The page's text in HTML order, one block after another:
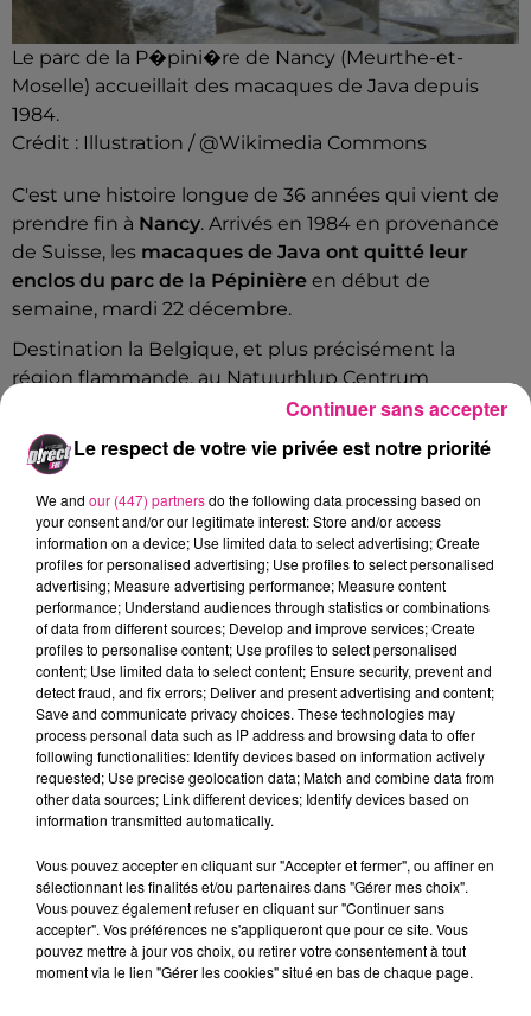
Le parc de la P�pini�re de Nancy (Meurthe-et-
Moselle) accueillait des macaques de Java depuis
1984.
Crédit : Illustration / @Wikimedia Commons
C'est une histoire longue de 36 années qui vient de
prendre fin à Nancy. Arrivés en 1984 en provenance
de Suisse, les macaques de Java ont quitté leur
enclos du parc de la Pépinière en début de
semaine, mardi 22 décembre.
Destination la Belgique, et plus précisément la
région flammande, au Natuurhlup Centrum
e plus grand refuge animalier de
Belgique
", selon Dahman Richter,
municipal délégué aux droits et bien-être animal, qui
précise, aussi, que
les singes rejoindront un
sanctuairepar la suite.
Moins de 2 mois après le vote de notre partenariat
avec 30 Millions d'amis, les macaques crabiers de la
Pépinière ont...
Publiée parDahman Richter - Conseiller municipal
de Nancy surJeudi 24 décembre 2020
VERS LA FIN DES ANIMAUX SAUVAGES À LA PÉPINIÈRE
Organisé en lien avec la Ville, la fondation 30 Millions
d'Amis et l'association Code animal, cetransfert
d'une dizaine de singesfait suite au vote du conseil
municipal, en novembre dernier, d'une délibération
visant à mettre fin à la présence d'animaux non-
domestiques au sein du zoo du parc de la Pépinière
FIL ACTUS
Le respect de votre vie privée est notre priorité
We and our (447) partnersdo the following data processing based on
your consent and/or our legitimate interest: Store and/or access
information on a device; Use limited data to select advertising; Create
profiles for personalised advertising; Use profiles to select personalised
advertising; Measure advertising performance; Measure content
performance; Understand audiences through statistics or combinations
of data from different sources; Develop and improve services; Create
profiles to personalise content; Use profiles to select personalised
content; Use limited data to select content; Ensure security, prevent and
detect fraud, and fix errors; Deliver and present advertising and content;
Save and communicate privacy choices. These technologies may
process personal data such as IP address and browsing data to offer
following functionalities: Identify devices based on information actively
requested; Use precise geolocation data; Match and combine data from
other data sources; Link different devices; Identify devices based on
information transmitted automatically.
Vous pouvez accepter en cliquant sur "Accepter et fermer", ou affiner en
sélectionnant les finalités et/ou partenaires dans "Gérer mes choix".
Vous pouvez également refuser en cliquant sur "Continuer sans
accepter". Vos préférences ne s'appliqueront que pour ce site. Vous
pouvez mettre à jour vos choix, ou retirer votre consentement à tout
moment via le lien "Gérer les cookies" situé en bas de chaque page.
Continuer sans accepter